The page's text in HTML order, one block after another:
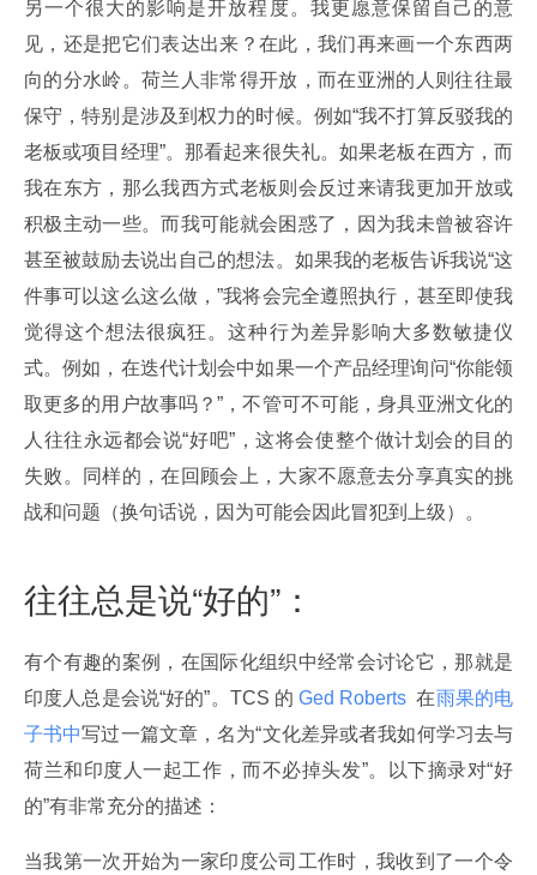
另一个很大的影响是开放程度。我更愿意保留自己的意
见，还是把它们表达出来？在此，我们再来画一个东西两
向的分水岭。荷兰人非常得开放，而在亚洲的人则往往最
保守，特别是涉及到权力的时候。例如“我不打算反驳我的
老板或项目经理”。那看起来很失礼。如果老板在西方，而
我在东方，那么我西方式老板则会反过来请我更加开放或
积极主动一些。而我可能就会困惑了，因为我未曾被容许
甚至被鼓励去说出自己的想法。如果我的老板告诉我说“这
件事可以这么这么做，”我将会完全遵照执行，甚至即使我
觉得这个想法很疯狂。这种行为差异影响大多数敏捷仪
式。例如，在迭代计划会中如果一个产品经理询问“你能领
取更多的用户故事吗？”，不管可不可能，身具亚洲文化的
人往往永远都会说“好吧”，这将会使整个做计划会的目的
失败。同样的，在回顾会上，大家不愿意去分享真实的挑
战和问题（换句话说，因为可能会因此冒犯到上级）。
往往总是说“好的”：
有个有趣的案例，在国际化组织中经常会讨论它，那就是
印度人总是会说“好的”。TCS 的 Ged Roberts 在雨果的电
子书中写过一篇文章，名为“文化差异或者我如何学习去与
荷兰和印度人一起工作，而不必掉头发”。以下摘录对“好
的”有非常充分的描述：
当我第一次开始为一家印度公司工作时，我收到了一个令